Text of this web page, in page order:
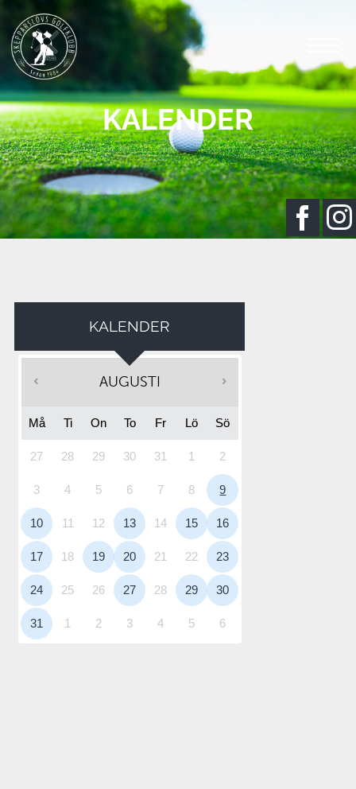
KALENDER
KALENDER
AUGUSTI
Må Ti On To Fr Lö Sö
27 28 29 30 31 1 2
3 4 5 6 7 8 9
10 11 12 13 14 15 16
17 18 19 20 21 22 23
24 25 26 27 28 29 30
31 1 2 3 4 5 6